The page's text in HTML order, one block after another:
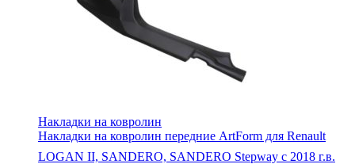
Накладки на ковролин
Накладки на ковролин передние ArtForm для Renault
LOGAN II, SANDERO, SANDERO Stepway c 2018 г.в.